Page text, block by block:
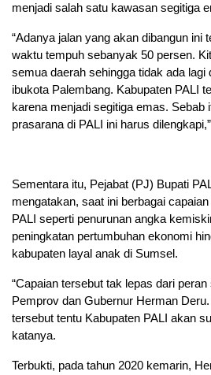
menjadi salah satu kawasan segitiga
“Adanya jalan yang akan dibangun ini
waktu tempuh sebanyak 50 persen.
semua daerah sehingga tidak ada lagi
ibukota Palembang. Kabupaten PALI
karena menjadi segitiga emas. Sebab
prasarana di PALI ini harus
Sementara itu, Pejabat (PJ) Bupati
mengatakan, saat ini berbagai
PALI seperti penurunan angka
peningkatan pertumbuhan ekonomi
kabupaten layal anak di Sumsel.
“Capaian tersebut tak lepas dari
Pemprov dan Gubernur Herman
tersebut tentu Kabupaten PALI akan
katanya.
Terbukti, pada tahun 2020 kemarin,